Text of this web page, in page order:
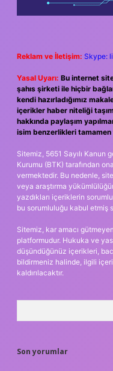
Reklam ve İletişim: Skype:
Yasal Uyarı: Bu internet
şahıs şirketi ile hiçbir
kendi hazırladığımız
içerikler haber niteliği
hakkında paylaşım
isim benzerlikleri
Sitemiz, 5651 Sayılı
Kurumu (BTK) tarafından
vermektedir. Bu nedenle,
veya araştırma
yazdıkları içeriklerin
bu sorumluluğu kabul etmiş
Sitemiz, kar amacı
platformudur. Hukuka ve
düşündüğünüz içerikleri,
bildirmeniz halinde, ilgili
kaldırılacaktır.
Son yorumlar